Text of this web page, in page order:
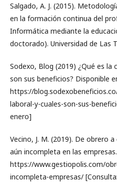
Salgado, A. J. (2015).
en la formación continua del
Informática mediante la
doctorado). Universidad de Las
Sodexo, Blog (2019) ¿Qué es la
son sus beneficios? Disponible
https://
laboral-y-cuales-son-sus-
enero]
Vecino, J. M. (2019). De obrero
aún incompleta en las
https://www.gestiopolis.com/
incompleta-empresas/